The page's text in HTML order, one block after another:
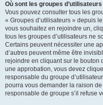
Où sont les groupes
Vous pouvez consulter tous les
« Groupes d’utilisateurs » depuis
vous souhaitez en rejoindre un,
tous les groupes d’utilisateurs ne
Certains peuvent nécessiter une
d’autres peuvent même être
rejoindre en cliquant sur le bouton
une approbation, vous devez
responsable du groupe
pourra vous demander la raison
responsable de groupe s’il refuse